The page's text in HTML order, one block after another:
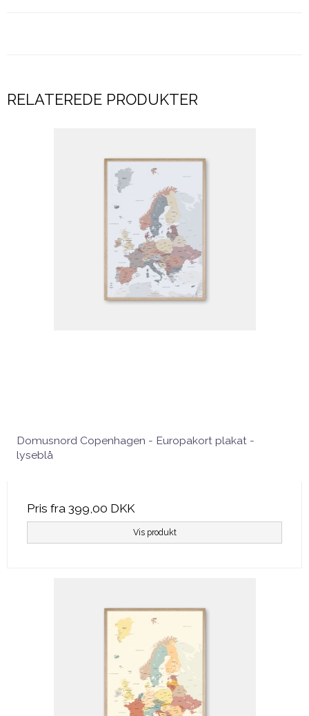
RELATEREDE PRODUKTER
Domusnord Copenhagen - Europakort plakat -
lyseblå
Pris fra 399,00 DKK
Vis produkt